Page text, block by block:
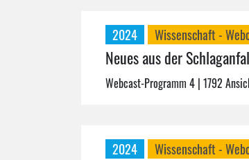
2024 Wissenschaft -
Neues aus der
Webcast-Programm 4 | 1792
2024 Wissenschaft -